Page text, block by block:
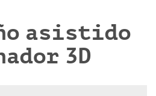
asistido
3D